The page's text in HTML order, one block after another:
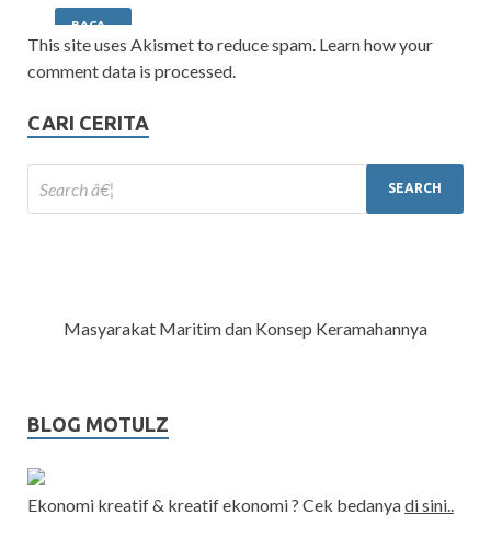
This site uses Akismet to reduce spam. Learn how your
comment data is processed.
CARI CERITA
Masyarakat Maritim dan Konsep Keramahannya
BLOG MOTULZ
Ekonomi kreatif & kreatif ekonomi ? Cek bedanyadi sini..